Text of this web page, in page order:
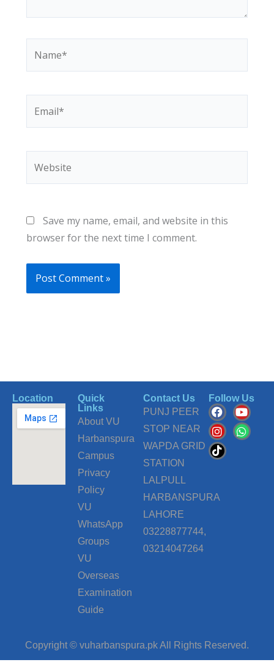
Save my name, email, and website in this
browser for the next time I comment.
Location
Quick
Links
About VU
Harbanspura
Campus
Privacy
Policy
VU
WhatsApp
Groups
VU
Overseas
Examination
Guide
Contact Us
PUNJ PEER
STOP NEAR
WAPDA GRID
STATION
LALPULL
HARBANSPURA
LAHORE
03228877744,
03214047264
Follow Us
F
a
c
e
b
o
Y
o
u
t
I
n
s
t
a
g
m
W
h
a
t
T
i
k
t
o
k
Copyright © vuharbanspura.pk All Rights Reserved.